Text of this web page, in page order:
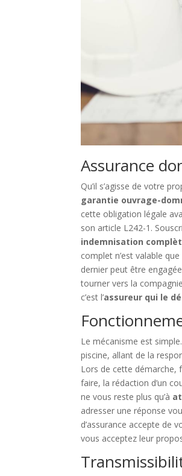
Assurance
Qu’il s’agisse de votre
garantie ouvrage-
cette obligation légale
son article L242-1.
indemnisation
complet n’est valable que
dernier peut être
tourner vers la
c’est l’assureur qui le
Le mécanisme est
piscine, allant de la
Lors de cette démarche,
faire, la rédaction d’un
ne vous reste plus qu’à
adresser une réponse
d’assurance accepte de
vous acceptez leur